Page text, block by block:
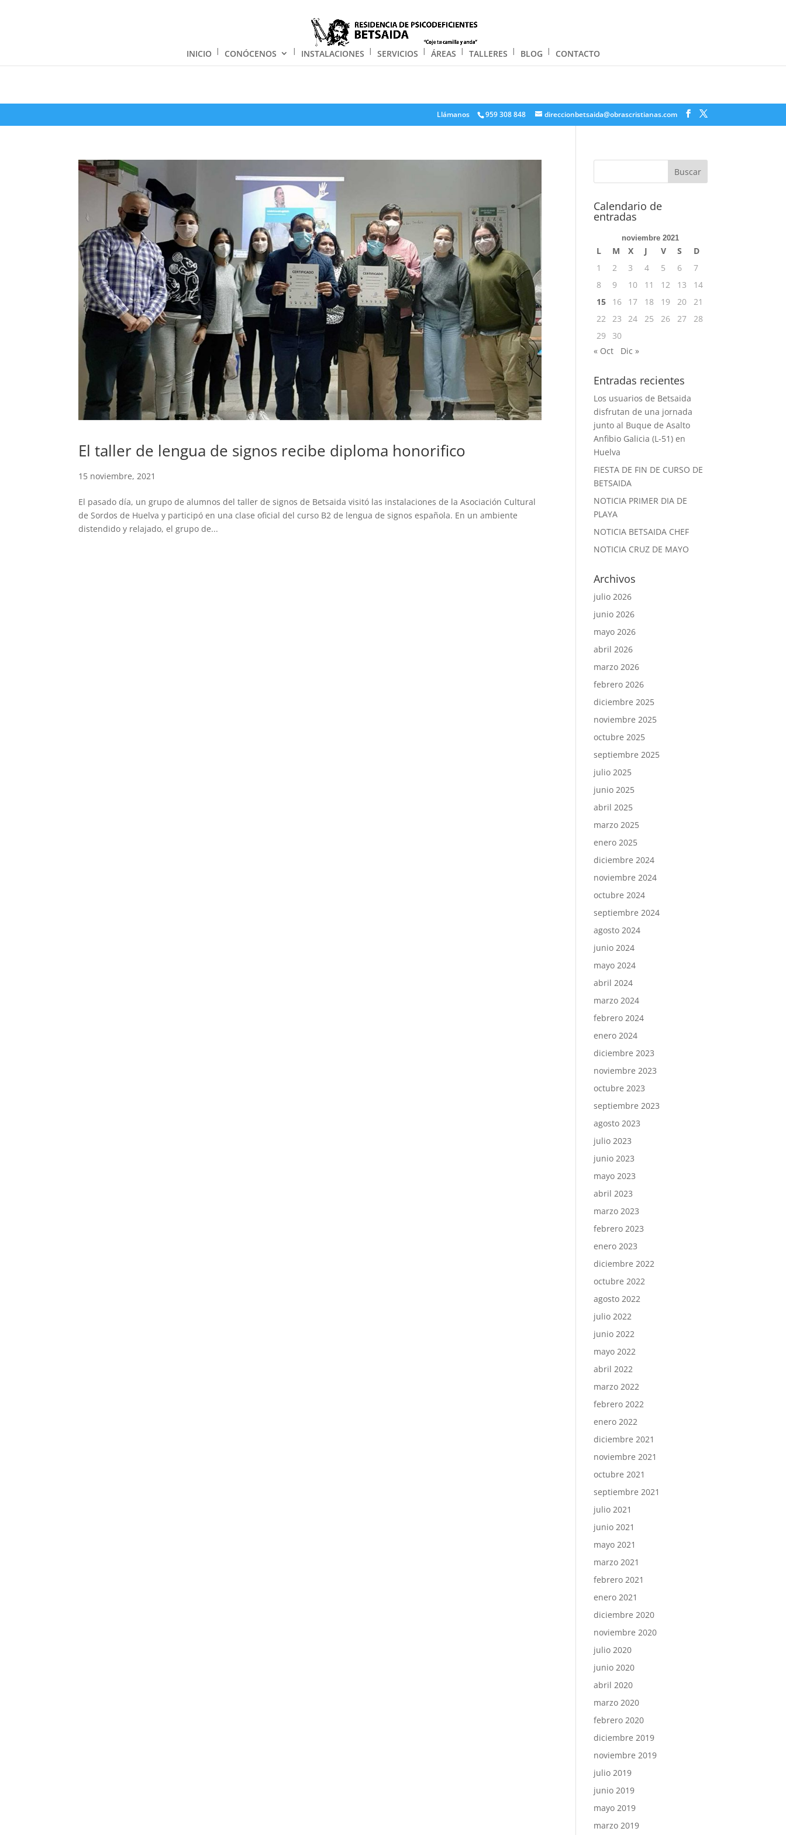
Llámanos 959 308 848 direccionbetsaida@obrascristianas.com
INICIO CONÓCENOS INSTALACIONES SERVICIOS ÁREAS TALLERES BLOG CONTACTO
El taller de lengua de signos recibe diploma honorifico
15 noviembre, 2021
El pasado día, un grupo de alumnos del taller de signos de Betsaida visitó las instalaciones de la Asociación Cultural
de Sordos de Huelva y participó en una clase oficial del curso B2 de lengua de signos española. En un ambiente
distendido y relajado, el grupo de...
Calendario de
entradas
noviembre 2021
L M X J V S
D
1
2 3 4 5 6
7
8
9 10 11 12 13
14
15
16 17 18 19 20
21
22
23 24 25 26 27
28
29
30
« Oct
Dic »
Entradas recientes
Los usuarios de Betsaida
disfrutan de una jornada
junto al Buque de Asalto
Anfibio Galicia (L-51) en
Huelva
FIESTA DE FIN DE CURSO DE
BETSAIDA
NOTICIA PRIMER DIA DE
PLAYA
NOTICIA BETSAIDA CHEF
NOTICIA CRUZ DE MAYO
Archivos
julio 2026
junio 2026
mayo 2026
abril 2026
marzo 2026
febrero 2026
diciembre 2025
noviembre 2025
octubre 2025
septiembre 2025
julio 2025
junio 2025
abril 2025
marzo 2025
enero 2025
diciembre 2024
noviembre 2024
octubre 2024
septiembre 2024
agosto 2024
junio 2024
mayo 2024
abril 2024
marzo 2024
febrero 2024
enero 2024
diciembre 2023
noviembre 2023
octubre 2023
septiembre 2023
agosto 2023
julio 2023
junio 2023
mayo 2023
abril 2023
marzo 2023
febrero 2023
enero 2023
diciembre 2022
octubre 2022
agosto 2022
julio 2022
junio 2022
mayo 2022
abril 2022
marzo 2022
febrero 2022
enero 2022
diciembre 2021
noviembre 2021
octubre 2021
septiembre 2021
julio 2021
junio 2021
mayo 2021
marzo 2021
febrero 2021
enero 2021
diciembre 2020
noviembre 2020
julio 2020
junio 2020
abril 2020
marzo 2020
febrero 2020
diciembre 2019
noviembre 2019
julio 2019
junio 2019
mayo 2019
marzo 2019